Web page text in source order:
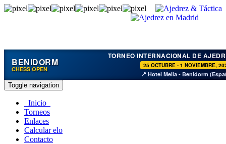
BENIDORM
CHESS OPEN
TORNEO INTERNACIONAL DE
25 OCTUBRE - 1 NOVIEMBRE,
📍 Hotel Melia - Benidorm
Toggle navigation
Inicio
Torneos
Enlaces
Calcular elo
Contacto